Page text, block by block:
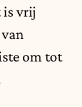
is vrij
om tot